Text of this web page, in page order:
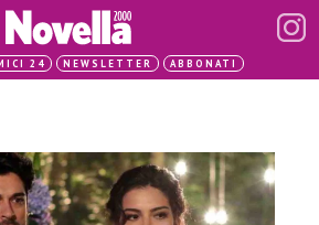
24 NEWSLETTER ABBONATI